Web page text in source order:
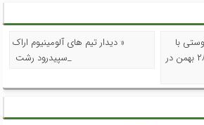
با
حضور هنرمندان گیلانی از ۲۸ بهمن در
« دیدار تیم های آلومینیوم اراک
_سپیدرود رشت